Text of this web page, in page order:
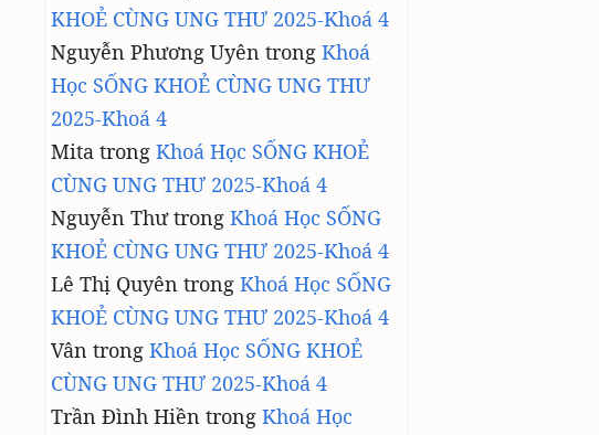
KHOẺ CÙNG UNG THƯ 2025-Khoá 4
Nguyễn Phương Uyên trong Khoá
Học SỐNG KHOẺ CÙNG UNG THƯ
2025-Khoá 4
Mita trong Khoá Học SỐNG KHOẺ
CÙNG UNG THƯ 2025-Khoá 4
Nguyễn Thưtrong Khoá Học SỐNG
KHOẺ CÙNG UNG THƯ 2025-Khoá 4
Lê Thị Quyên trong Khoá Học SỐNG
KHOẺ CÙNG UNG THƯ 2025-Khoá 4
Vân trong Khoá Học SỐNG KHOẺ
CÙNG UNG THƯ 2025-Khoá 4
Trần Đình Hiền trong Khoá Học